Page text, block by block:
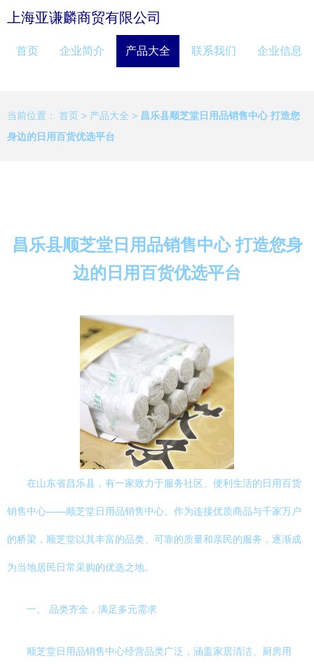
上海亚谦麟商贸有限公司
首页 企业简介 产品大全 联系我们 企业信息
当前位置： 首页 > 产品大全 > 昌乐县顺芝堂日用品销售中心 打造您
身边的日用百货优选平台
昌乐县顺芝堂日用品销售中心 打造您身
边的日用百货优选平台
在山东省昌乐县，有一家致力于服务社区、便利生活的日用百货
销售中心——顺芝堂日用品销售中心。作为连接优质商品与千家万户
的桥梁，顺芝堂以其丰富的品类、可靠的质量和亲民的服务，逐渐成
为当地居民日常采购的优选之地。
一、 品类齐全，满足多元需求
顺芝堂日用品销售中心经营品类广泛，涵盖家居清洁、厨房用